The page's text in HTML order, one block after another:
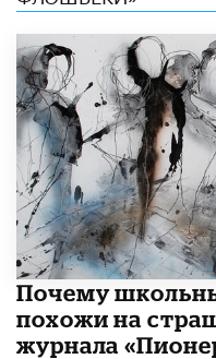
Почему
похожи на
журнала